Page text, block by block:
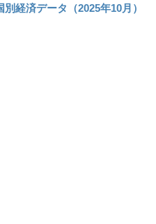
別経済データ（2025年10月）